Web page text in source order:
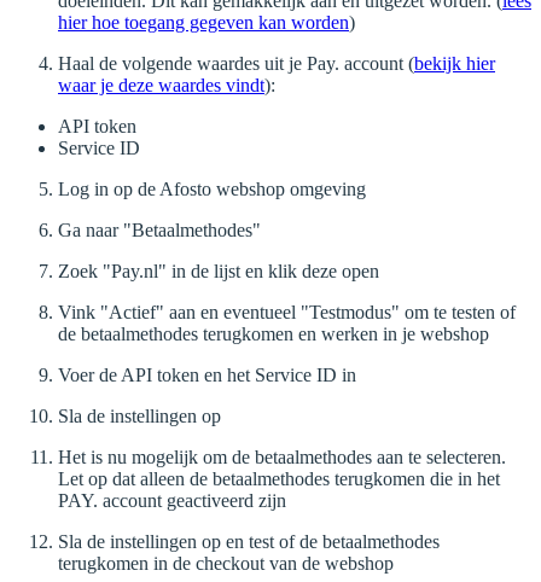
hier hoe toegang gegeven kan worden)
Haal de volgende waardes uit je Pay. account (bekijk hier
waar je deze waardes vindt):
API token
Service ID
Log in op de Afosto webshop omgeving
Ga naar "Betaalmethodes"
Zoek "Pay.nl" in de lijst en klik deze open
Vink "Actief" aan en eventueel "Testmodus" om te testen of
de betaalmethodes terugkomen en werken in je webshop
Voer de API token en het Service ID in
Sla de instellingen op
Het is nu mogelijk om de betaalmethodes aan te selecteren.
Let op dat alleen de betaalmethodes terugkomen die in het
PAY. account geactiveerd zijn
Sla de instellingen op en test of de betaalmethodes
terugkomen in de checkout van de webshop